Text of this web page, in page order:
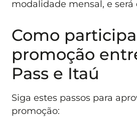
modalidade mensal, e será
Como
promoção
Pass e Itaú
Siga estes passos para
promoção: